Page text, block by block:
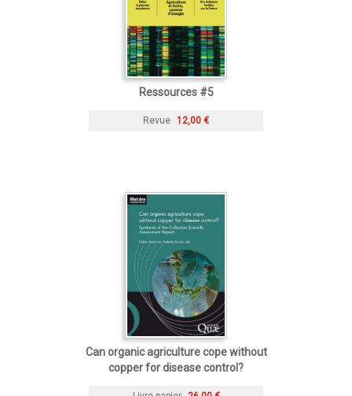
Ressources #5
Revue 12,00 €
Can organic agriculture cope without
copper for disease control?